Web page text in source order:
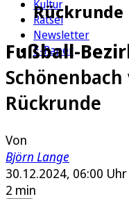
Kultur
Rätsel
Newsletter
E-Paper
Rückrunde
Fußball-
Rückrunde
Von
Björn Lange
30.12.2024, 06:00 Uhr
2 min